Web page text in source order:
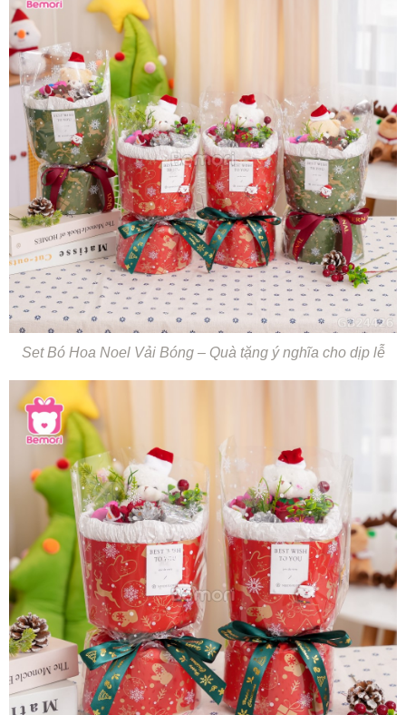
Set Bó Hoa Noel Vải Bóng – Quà tặng ý nghĩa cho dịp lễ